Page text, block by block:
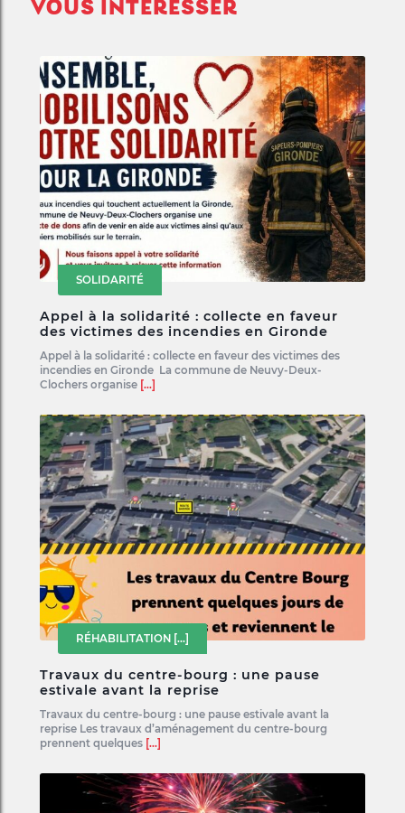
VOUS INTÉRESSER
SOLIDARITÉ
Appel à la solidarité : collecte en faveur
des victimes des incendies en Gironde
Appel à la solidarité : collecte en faveur des victimes des
incendies en Gironde La commune de Neuvy-Deux-
Clochers organise [...]
RÉHABILITATION [...]
Travaux du centre-bourg : une pause
estivale avant la reprise
Travaux du centre-bourg : une pause estivale avant la
reprise Les travaux d’aménagement du centre-bourg
prennent quelques [...]